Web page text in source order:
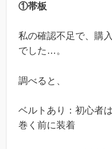
①帯板
私の確認不足で、購
でした…。
調べると、
ベルトあり：初心者
巻く前に装着